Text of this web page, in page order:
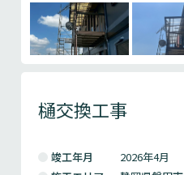
樋交換工事
竣工年月
2026年4月